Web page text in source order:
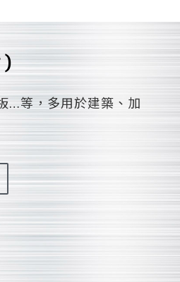
)
…等，多用於建築、加